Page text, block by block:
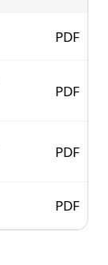
PDF
PDF
PDF
PDF